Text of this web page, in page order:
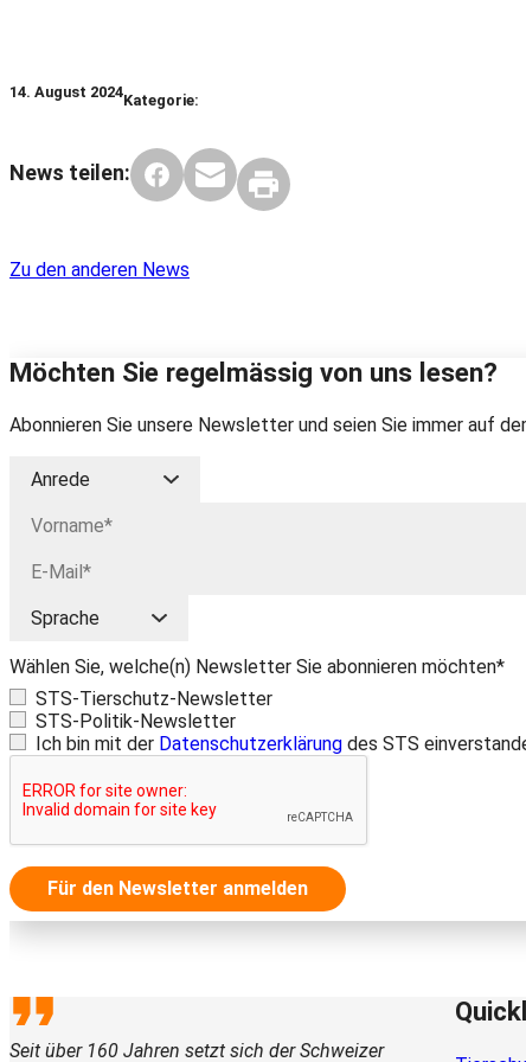
14. August 2024Kategorie:
News teilen:
Zu den anderen News
Möchten Sie regelmässig von uns lesen?
Abonnieren Sie unsere Newsletter und seien Sie immer auf
Wählen Sie, welche(n) Newsletter Sie abonnieren möchten*
STS-Tierschutz-Newsletter
STS-Politik-Newsletter
Ich bin mit der Datenschutzerklärung des STS
Für den Newsletter anmelden
Seit über 160 Jahren setzt sich der Schweizer